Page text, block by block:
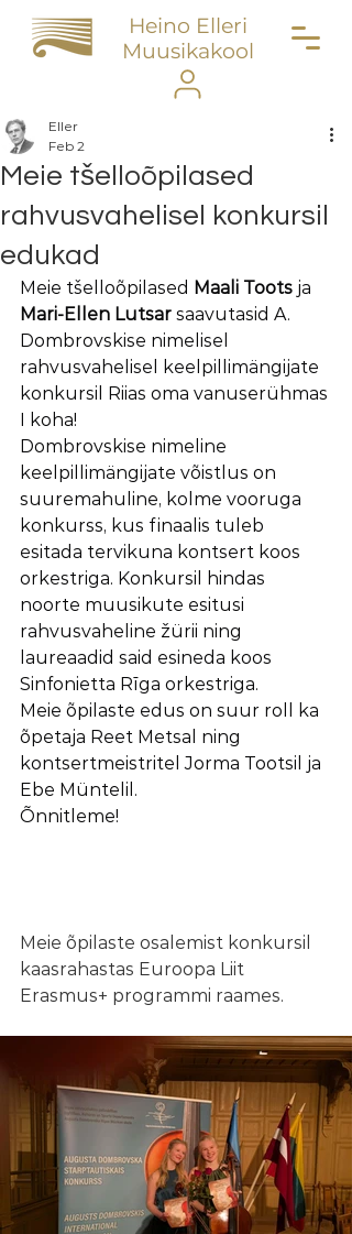
Heino Elleri
Muusikakool
Meie tšelloõpilased
rahvusvahelisel konkursil
edukad
Eller
Feb 2
Meie tšelloõpilased Maali Toots ja
Mari-Ellen Lutsar saavutasid A.
Dombrovskise nimelisel
rahvusvahelisel keelpillimängijate
konkursil Riias oma vanuserühmas
I koha!
Dombrovskise nimeline
keelpillimängijate võistlus on
suuremahuline, kolme vooruga
konkurss, kus finaalis tuleb
esitada tervikuna kontsert koos
orkestriga. Konkursil hindas
noorte muusikute esitusi
rahvusvaheline žürii ning
laureaadid said esineda koos
Sinfonietta Rīga orkestriga.
Meie õpilaste edus on suur roll ka
õpetaja Reet Metsal ning
kontsertmeistritel Jorma Tootsil ja
Ebe Müntelil.
Õnnitleme!
Meie õpilaste osalemist konkursil
kaasrahastas Euroopa Liit
Erasmus+ programmi raames.